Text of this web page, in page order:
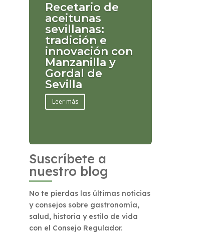
Recetario de
aceitunas
sevillanas:
tradición e
innovación con
Manzanilla y
Gordal de
Sevilla
Leer más
Suscríbete a
nuestro blog
No te pierdas las últimas noticias
y consejos sobre gastronomía,
salud, historia y estilo de vida
con el Consejo Regulador.